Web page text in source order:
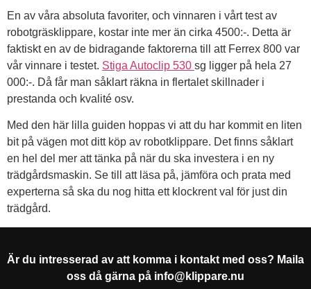
En av våra absoluta favoriter, och vinnaren i vårt test av
robotgräsklippare, kostar inte mer än cirka 4500:-. Detta är
faktiskt en av de bidragande faktorerna till att Ferrex 800 var
vår vinnare i testet. Stiga Autoclip 530 sg ligger på hela 27
000:-. Då får man såklart räkna in flertalet skillnader i
prestanda och kvalité osv.
Med den här lilla guiden hoppas vi att du har kommit en liten
bit på vägen mot ditt köp av robotklippare. Det finns såklart
en hel del mer att tänka på när du ska investera i en ny
trädgårdsmaskin. Se till att läsa på, jämföra och prata med
experterna så ska du nog hitta ett klockrent val för just din
trädgård.
Är du intresserad av att komma i kontakt med oss? Maila
oss då gärna på info@klippare.nu